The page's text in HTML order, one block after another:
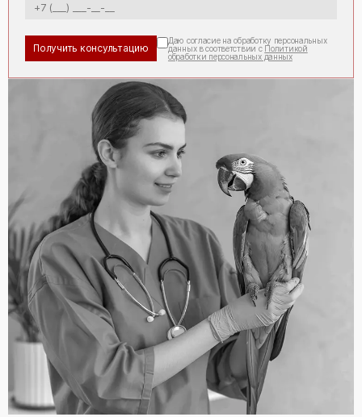
Даю согласие на обработку персональных
данных в соответствии с Политикой
обработки персональных данных